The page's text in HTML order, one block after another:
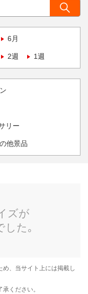
6月
2週 1週
リー
他景品